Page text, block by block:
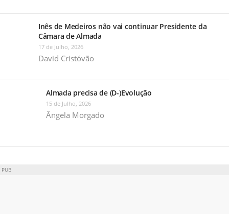
Inês de Medeiros não vai continuar Presidente da
Câmara de Almada
17 de Julho, 2026
David Cristóvão
Almada precisa de (D-)Evolução
15 de Julho, 2026
Ângela Morgado
PUB